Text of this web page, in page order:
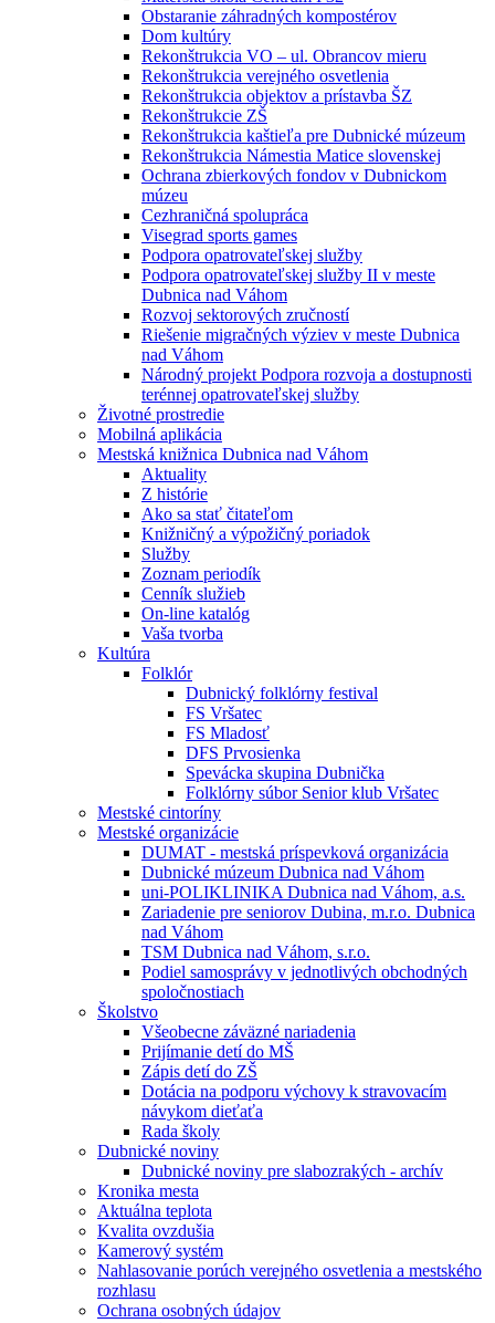
Obstaranie záhradných kompostérov
Dom kultúry
Rekonštrukcia VO – ul. Obrancov mieru
Rekonštrukcia verejného osvetlenia
Rekonštrukcia objektov a prístavba ŠZ
Rekonštrukcie ZŠ
Rekonštrukcia kaštieľa pre Dubnické múzeum
Rekonštrukcia Námestia Matice slovenskej
Ochrana zbierkových fondov v Dubnickom
múzeu
Cezhraničná spolupráca
Visegrad sports games
Podpora opatrovateľskej služby
Podpora opatrovateľskej služby II v meste
Dubnica nad Váhom
Rozvoj sektorových zručností
Riešenie migračných výziev v meste Dubnica
nad Váhom
Národný projekt Podpora rozvoja a dostupnosti
terénnej opatrovateľskej služby
Životné prostredie
Mobilná aplikácia
Mestská knižnica Dubnica nad Váhom
Aktuality
Z histórie
Ako sa stať čitateľom
Knižničný a výpožičný poriadok
Služby
Zoznam periodík
Cenník služieb
On-line katalóg
Vaša tvorba
Kultúra
Folklór
Dubnický folklórny festival
FS Vršatec
FS Mladosť
DFS Prvosienka
Spevácka skupina Dubnička
Folklórny súbor Senior klub Vršatec
Mestské cintoríny
Mestské organizácie
DUMAT - mestská príspevková organizácia
Dubnické múzeum Dubnica nad Váhom
uni-POLIKLINIKA Dubnica nad Váhom, a.s.
Zariadenie pre seniorov Dubina, m.r.o. Dubnica
nad Váhom
TSM Dubnica nad Váhom, s.r.o.
Podiel samosprávy v jednotlivých obchodných
spoločnostiach
Školstvo
Všeobecne záväzné nariadenia
Prijímanie detí do MŠ
Zápis detí do ZŠ
Dotácia na podporu výchovy k stravovacím
návykom dieťaťa
Rada školy
Dubnické noviny
Dubnické noviny pre slabozrakých - archív
Kronika mesta
Aktuálna teplota
Kvalita ovzdušia
Kamerový systém
Nahlasovanie porúch verejného osvetlenia a mestského
rozhlasu
Ochrana osobných údajov